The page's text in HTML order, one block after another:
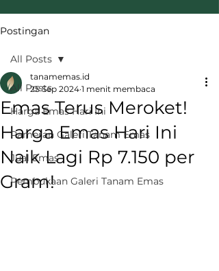
Postingan
All Posts
Harga Emas Hari Ini
Pameran Galeri Tanam Emas
Jual Emas
Pembukaan Galeri Tanam Emas
All Posts
Emas Terus Meroket!
Harga Emas Hari Ini
Naik Lagi Rp 7.150 per
Gram!
tanamemas.id
25 Sep 2024 1 menit membaca